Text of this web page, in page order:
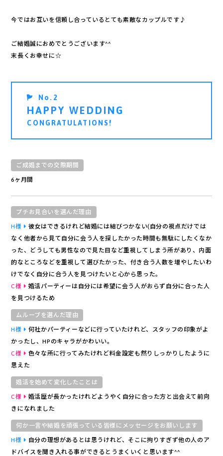
約
告
込
合わせ
今ではお互いを信頼し合っているとても素敵なカップルです♪
ご結婚誠におめでとうございます^^
末長くお幸せに☆
No.2
HAPPY WEDDING
CONGRATULATIONS!
ご成婚までの交際期間
6ヶ月間
プチお見合いを選んだ理由
H様
彼女はできるけれど結婚には結びつかない(自分の視点だけでは
なく他者から見て自分に会う人を探したかった時間も無駄にしたくなか
った、どうしても男性なので見た目など重視してしまう所があり、内面
的なところなどを重視して選びたかった、付き合う人数を増やしたいわ
けでなく自分に合う人を見つけたいと心から思った。
C様
婚活パーティーは自分には希望に会う人がおらず自分に合った人
を見つけるため
ムルーブを選んだ理由
H様
何社かパーティーなどに行っていたけれど、スタッフの印象がよ
かったし、HPのキャラがかわいい。
C様
色々な所に行ってみたけれど料金設定も然りしっかりしたように
思えた
婚活を始めて変化したことは
C様
婚活歴が長かったけれどようやく自分に合った方と出会えて前向
きになれました
何か一言や結婚を頑張っている皆様にメッセージをお願いします
H様
自分の理想があるとは思うけれど、そこに拘りすぎず他の人のア
ドバイスを聞き入れる事ができるとうまくいくと思います^^